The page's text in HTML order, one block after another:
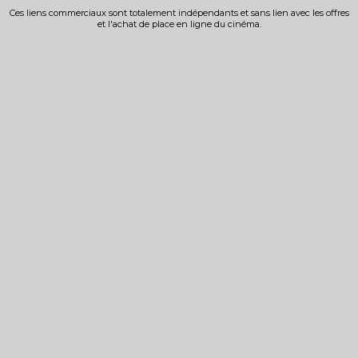
Ces liens commerciaux sont totalement indépendants et sans lien avec les offres
et l'achat de place en ligne du cinéma.